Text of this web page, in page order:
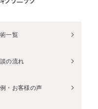
一覧
の流れ
・お客様の声